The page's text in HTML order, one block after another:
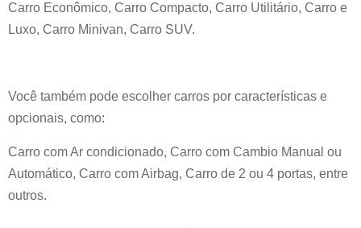
Carro Econômico, Carro Compacto, Carro Utilitário, Carro e
Luxo, Carro Minivan, Carro SUV.
Você também pode escolher carros por características e
opcionais, como:
Carro com Ar condicionado, Carro com Cambio Manual ou
Automático, Carro com Airbag, Carro de 2 ou 4 portas, entre
outros.